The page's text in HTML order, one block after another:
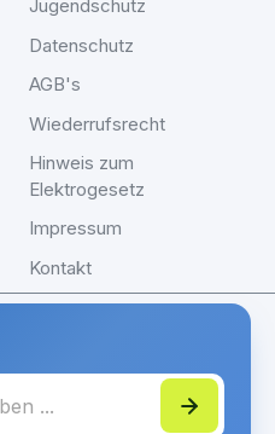
Jugendschutz
Datenschutz
AGB's
Wiederrufsrecht
Hinweis zum
Elektrogesetz
Impressum
Kontakt